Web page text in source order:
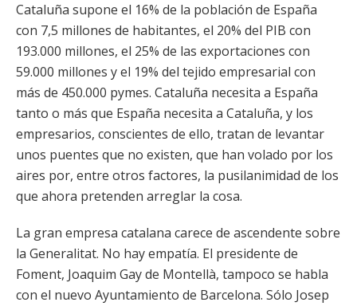
Cataluña supone el 16% de la población de España
con 7,5 millones de habitantes, el 20% del PIB con
193.000 millones, el 25% de las exportaciones con
59.000 millones y el 19% del tejido empresarial con
más de 450.000 pymes. Cataluña necesita a España
tanto o más que España necesita a Cataluña, y los
empresarios, conscientes de ello, tratan de levantar
unos puentes que no existen, que han volado por los
aires por, entre otros factores, la pusilanimidad de los
que ahora pretenden arreglar la cosa.
La gran empresa catalana carece de ascendente sobre
la Generalitat. No hay empatía. El presidente de
Foment, Joaquim Gay de Montellà, tampoco se habla
con el nuevo Ayuntamiento de Barcelona. Sólo Josep